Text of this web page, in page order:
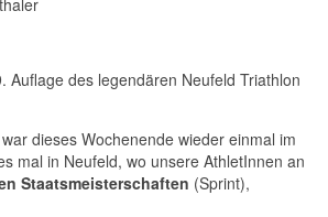
Auflage des legendären Neufeld Triathlon
dieses Wochenende wieder einmal im
mal in Neufeld, wo unsere AthletInnen an
Staatsmeisterschaften (Sprint),